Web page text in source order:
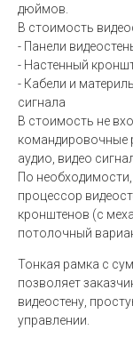
дюймов.
В стоимость
- Панели
- Настенный
- Кабели и
сигнала
В стоимость не
командировочные
аудио, видео
По
процессор
кронштенов (с
потолочный
Тонкая рамка с
позволяет
видеостену,
управлении.